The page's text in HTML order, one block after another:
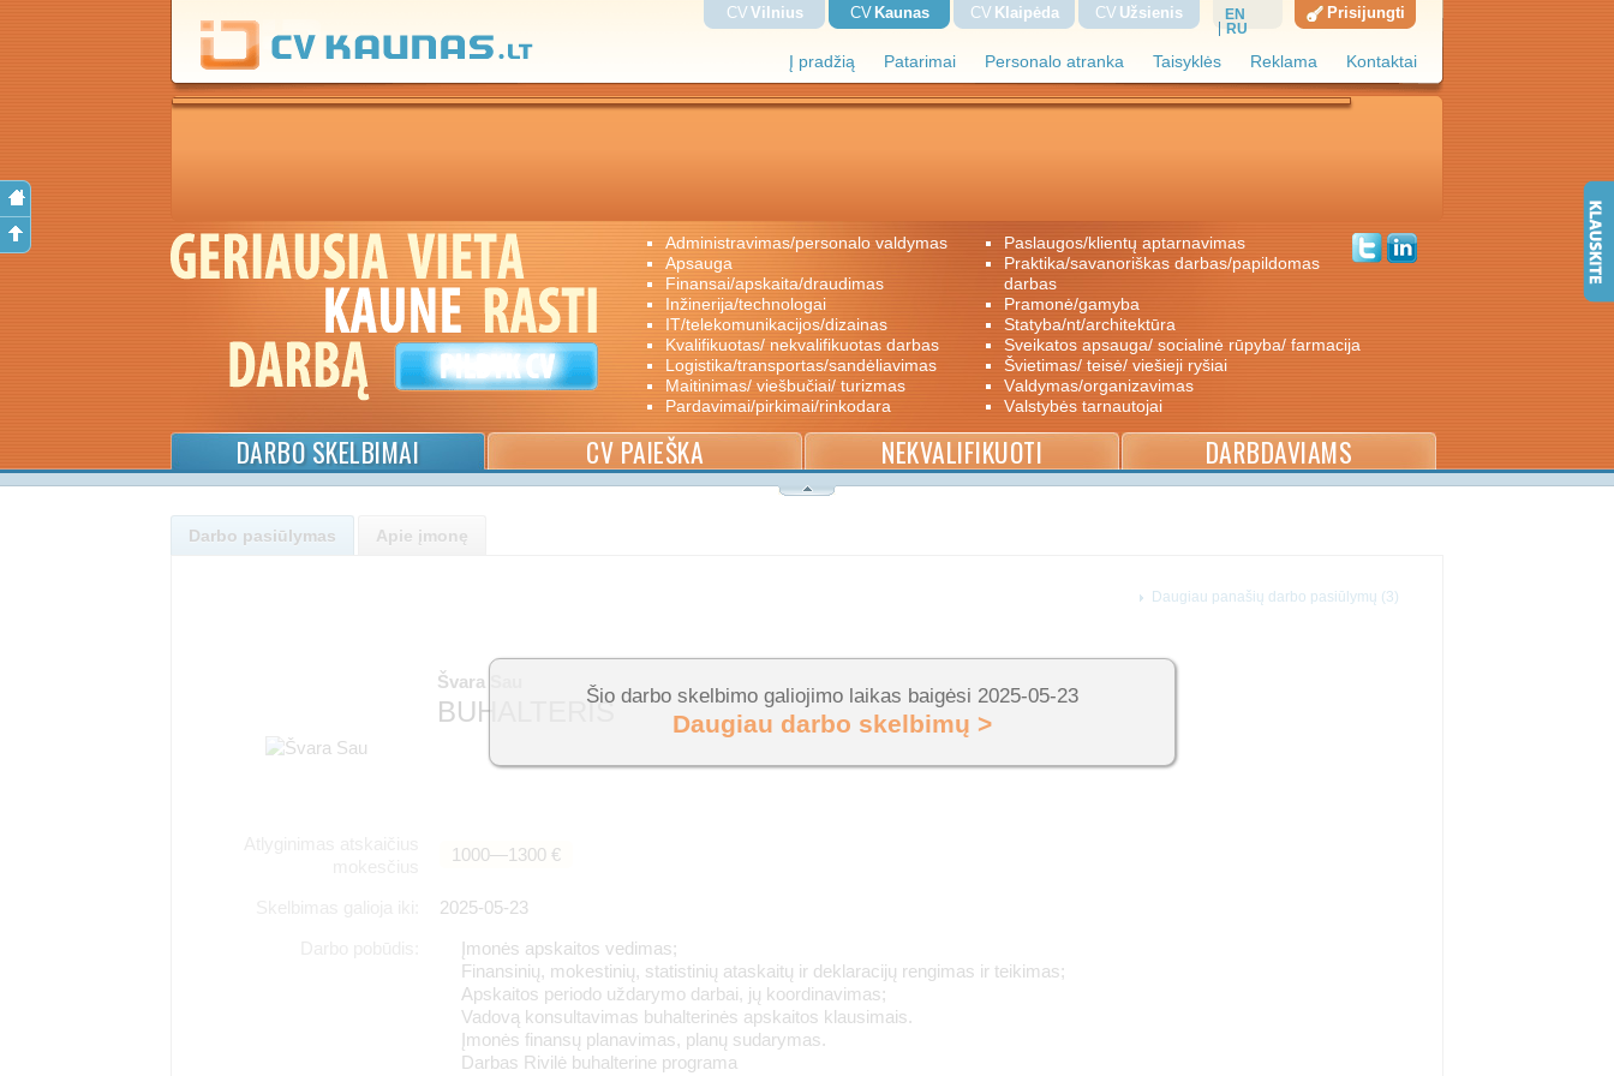
Į pradžią Patarimai Personalo atranka Taisyklės Reklama Kontaktai
CV Vilnius CV Kaunas CV Klaipėda CV Užsienis
EN
RU
Prisijungti
administravimas/personalo valdymas
apsauga
finansai/apskaita/draudimas
inžinerija/technologai
IT/telekomunikacijos/dizainas
kvalifikuotas/ nekvalifikuotas darbas
logistika/transportas/sandėliavimas
maitinimas/ viešbučiai/ turizmas
pardavimai/pirkimai/rinkodara
paslaugos/klientų aptarnavimas
praktika/savanoriškas darbas/papildomas
darbas
pramonė/gamyba
statyba/nt/architektūra
sveikatos apsauga/ socialinė rūpyba/ farmacija
švietimas/ teisė/ viešieji ryšiai
valdymas/organizavimas
valstybės tarnautojai
DARBO SKELBIMAI CV PAIEŠKA NEKVALIFIKUOTI DARBDAVIAMS
Darbo pasiūlymas Apie įmonę
Švara Sau
BUHALTERIS
1000―1300 €
2025-05-23
Įmonės apskaitos vedimas;
Finansinių, mokestinių, statistinių ataskaitų ir deklaracijų rengimas ir teikimas;
Apskaitos periodo uždarymo darbai, jų koordinavimas;
Vadovą konsultavimas buhalterinės apskaitos klausimais.
Įmonės finansų planavimas, planų sudarymas.
Darbas Rivilė buhalterine programa
Daugiau panašių darbo pasiūlymų (3)
Šio darbo skelbimo galiojimo laikas baigėsi 2025-05-23
Daugiau darbo skelbimų >